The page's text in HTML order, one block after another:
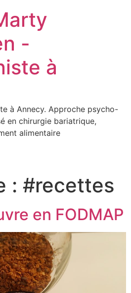
-
à
à Annecy. Approche psycho-
en chirurgie bariatrique,
alimentaire
: #recettes
en FODMAP